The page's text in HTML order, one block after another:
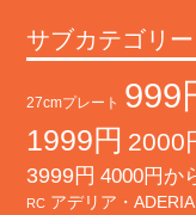
サブカテゴリー
27cmプレート 999
1999円 2000
3999円 4000円か
RC アデリア・